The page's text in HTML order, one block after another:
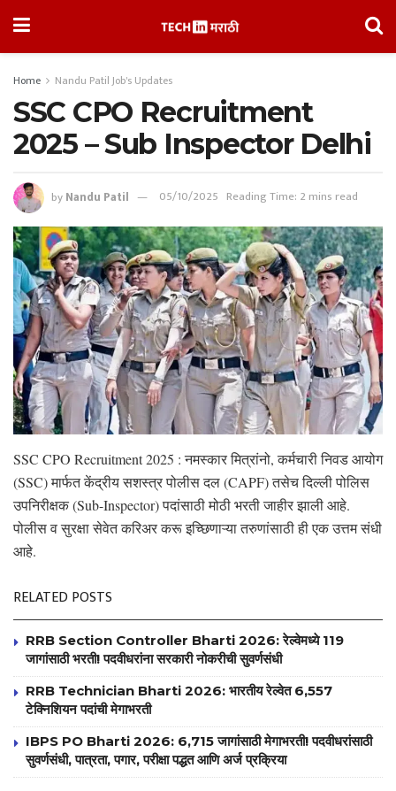
Home Nandu Patil Job's Updates
SSC CPO Recruitment
2025 – Sub Inspector Delhi
byNandu Patil 05/10/2025 Reading Time: 2 mins read
SSC CPO Recruitment 2025 : नमस्कार मित्रांनो, कर्मचारी निवड आयोग
(SSC) मार्फत केंद्रीय सशस्त्र पोलीस दल (CAPF) तसेच दिल्ली पोलिस
उपनिरीक्षक (Sub-Inspector) पदांसाठी मोठी भरती जाहीर झाली आहे.
पोलीस व सुरक्षा सेवेत करिअर करू इच्छिणाऱ्या तरुणांसाठी ही एक उत्तम संधी
आहे.
RELATED POSTS
RRB Section Controller Bharti 2026: रेल्वेमध्ये 119
जागांसाठी भरती! पदवीधरांना सरकारी नोकरीची सुवर्णसंधी
RRB Technician Bharti 2026: भारतीय रेल्वेत 6,557
टेक्निशियन पदांची मेगाभरती
IBPS PO Bharti 2026: 6,715 जागांसाठी मेगाभरती! पदवीधरांसाठी
सुवर्णसंधी, पात्रता, पगार, परीक्षा पद्धत आणि अर्ज प्रक्रिया